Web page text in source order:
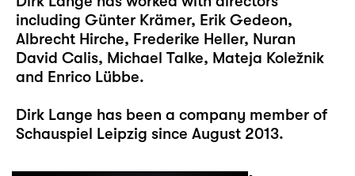
including Günter Krämer, Erik Gedeon,
Albrecht Hirche, Frederike Heller, Nuran
David Calis, Michael Talke, Mateja Koležnik
and Enrico Lübbe.
Dirk Lange has been a company member of
Schauspiel Leipzig since August 2013.